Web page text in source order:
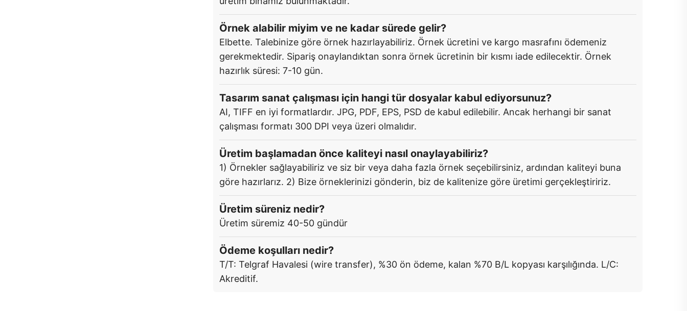
Örnek alabilir miyim ve ne kadar sürede gelir?
Elbette. Talebinize göre örnek hazırlayabiliriz. Örnek ücretini ve kargo masrafını ödemeniz
gerekmektedir. Sipariş onaylandıktan sonra örnek ücretinin bir kısmı iade edilecektir. Örnek
hazırlık süresi: 7-10 gün.
Tasarım sanat çalışması için hangi tür dosyalar kabul ediyorsunuz?
AI, TIFF en iyi formatlardır. JPG, PDF, EPS, PSD de kabul edilebilir. Ancak herhangi bir sanat
çalışması formatı 300 DPI veya üzeri olmalıdır.
Üretim başlamadan önce kaliteyi nasıl onaylayabiliriz?
1) Örnekler sağlayabiliriz ve siz bir veya daha fazla örnek seçebilirsiniz, ardından kaliteyi buna
göre hazırlarız. 2) Bize örneklerinizi gönderin, biz de kalitenize göre üretimi gerçekleştiririz.
Üretim süreniz nedir?
Üretim süremiz 40-50 gündür
Ödeme koşulları nedir?
T/T: Telgraf Havalesi (wire transfer), %30 ön ödeme, kalan %70 B/L kopyası karşılığında. L/C:
Akreditif.